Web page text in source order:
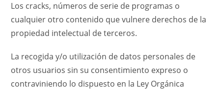
Los cracks, números de serie de programas o
cualquier otro contenido que vulnere derechos de la
propiedad intelectual de terceros.
La recogida y/o utilización de datos personales de
otros usuarios sin su consentimiento expreso o
contraviniendo lo dispuesto en la Ley Orgánica